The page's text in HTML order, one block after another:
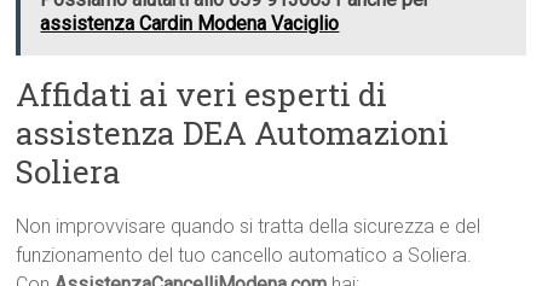
assistenza Cardin Modena Vaciglio
Affidati ai veri esperti di
assistenza DEA Automazioni
Soliera
Non improvvisare quando si tratta della sicurezza e del
funzionamento del tuo cancello automatico a Soliera.